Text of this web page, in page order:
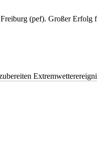
(pef). Großer